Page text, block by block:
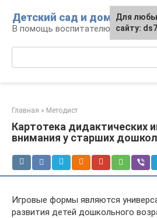
контенту
Детский сад и дом
В помощь воспитателю и
Главная » Методист
Картотека дидактических
внимания у старших
Игровые формы являются
развития детей дошкольного
Для
сайту: